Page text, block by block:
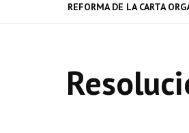
REFORMA DE LA CARTA